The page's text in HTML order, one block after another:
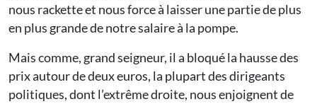
nous rackette et nous force à laisser une partie de plus
en plus grande de notre salaire à la pompe.
Mais comme, grand seigneur, il a bloqué la hausse des
prix autour de deux euros, la plupart des dirigeants
politiques, dont l’extrême droite, nous enjoignent de